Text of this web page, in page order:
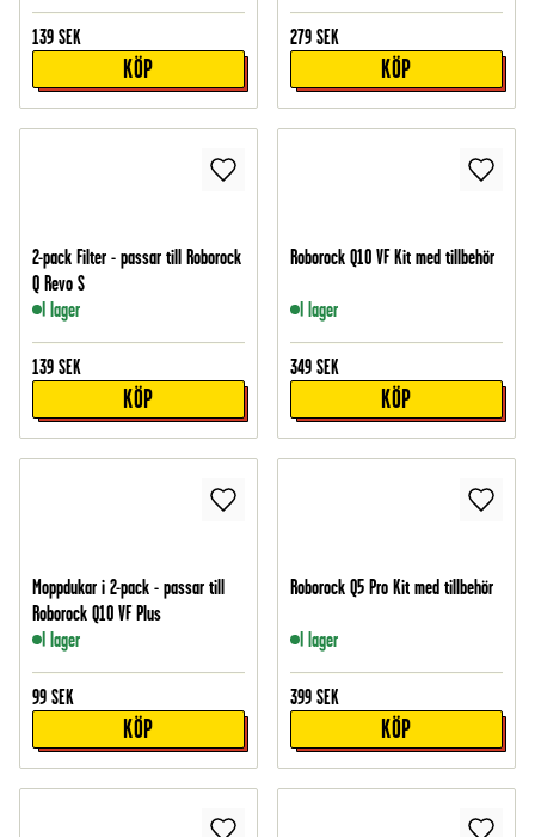
139 SEK
KÖP
279 SEK
KÖP
2-pack Filter - passar till Roborock
Q Revo S
I lager
139 SEK
KÖP
Roborock Q10 VF Kit med tillbehör
I lager
349 SEK
KÖP
Moppdukar i 2-pack - passar till
Roborock Q10 VF Plus
I lager
99 SEK
KÖP
Roborock Q5 Pro Kit med tillbehör
I lager
399 SEK
KÖP